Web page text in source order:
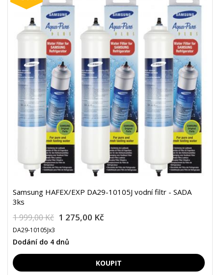
Samsung HAFEX/EXP DA29-10105J vodní filtr - SADA
3ks
1 999,00 Kč 1 275,00 Kč
DA29-10105Jx3
Dodání do 4 dnů